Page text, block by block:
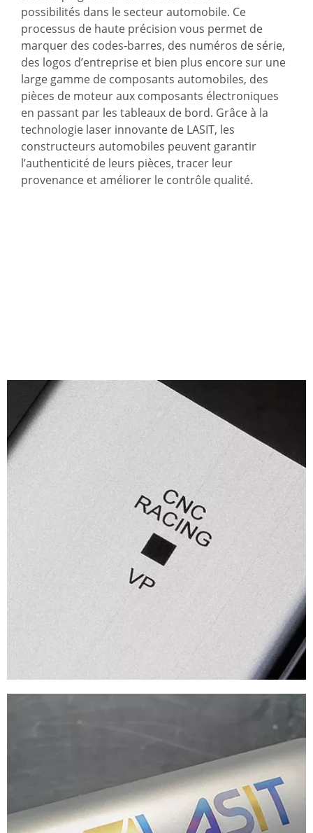
possibilités dans le secteur automobile. Ce
processus de haute précision vous permet de
marquer des codes-barres, des numéros de série,
des logos d’entreprise et bien plus encore sur une
large gamme de composants automobiles, des
pièces de moteur aux composants électroniques
en passant par les tableaux de bord. Grâce à la
technologie laser innovante de LASIT, les
constructeurs automobiles peuvent garantir
l’authenticité de leurs pièces, tracer leur
provenance et améliorer le contrôle qualité.